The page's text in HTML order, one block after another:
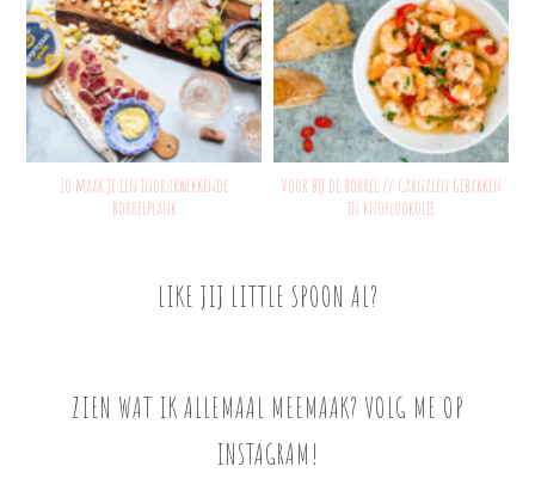
Zo maak je een indrukwekkende
borrelplank
Voor bij de borrel // Garnalen gebakken
in knoflookolie
LIKE JIJ LITTLE SPOON AL?
ZIEN WAT IK ALLEMAAL MEEMAAK? VOLG ME OP
INSTAGRAM!